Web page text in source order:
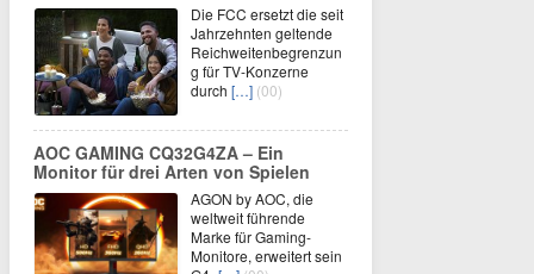
Die FCC ersetzt die seit
Jahrzehnten geltende
Reichweitenbegrenzun
g für TV-Konzerne
durch […] (00)
AOC GAMING CQ32G4ZA – Ein
Monitor für drei Arten von Spielen
AGON by AOC, die
weltweit führende
Marke für Gaming-
Monitore, erweitert sein